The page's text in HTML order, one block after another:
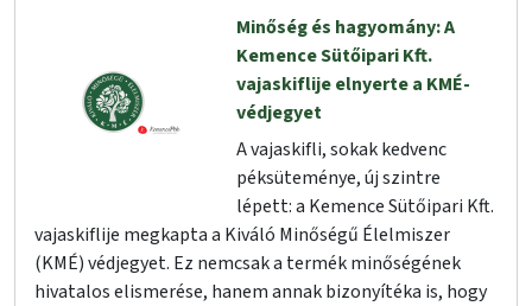
Minőség és hagyomány: A
Kemence Sütőipari Kft.
vajaskiflije elnyerte a KMÉ-
védjegyet
A vajaskifli, sokak kedvenc
péksüteménye, új szintre
lépett: a Kemence Sütőipari Kft.
vajaskiflije megkapta a Kiváló Minőségű Élelmiszer
(KMÉ) védjegyet. Ez nemcsak a termék minőségének
hivatalos elismerése, hanem annak bizonyítéka is, hogy